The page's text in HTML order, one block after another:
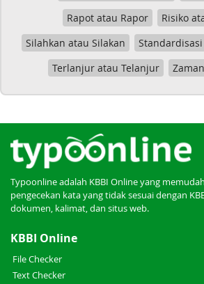
Rapot atau Rapor
Risiko
Silahkan atau Silakan
Terlanjur atau Telanjur
Typoonline adalah KBBI Online yang
pengecekan kata yang tidak sesuai dengan
dokumen, kalimat, dan situs web.
KBBI Online
File Checker
Text Checker